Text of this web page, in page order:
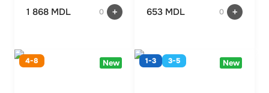
1 868 MDL 0 653 MDL 0
4-8 New 1-3 3-5 New